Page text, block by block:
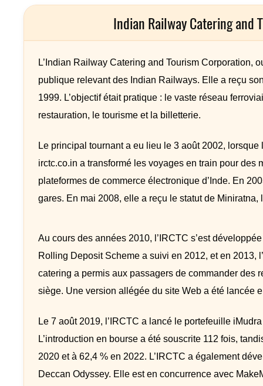
Indian Railway Catering and
L’Indian Railway Catering and Tourism Corporation,
publique relevant des Indian Railways. Elle a reçu
1999. L’objectif était pratique : le vaste réseau
restauration, le tourisme et la billetterie.
Le principal tournant a eu lieu le 3 août 2002,
irctc.co.in a transformé les voyages en train pour des
plateformes de commerce électronique d’Inde. En
gares. En mai 2008, elle a reçu le statut de
Au cours des années 2010, l’IRCTC s’est
Rolling Deposit Scheme a suivi en 2012, et en 2013,
catering a permis aux passagers de commander des
siège. Une version allégée du site Web a été lancée
Le 7 août 2019, l’IRCTC a lancé le portefeuille
L’introduction en bourse a été souscrite 112 fois,
2020 et à 62,4 % en 2022. L’IRCTC a également
Deccan Odyssey. Elle est en concurrence avec